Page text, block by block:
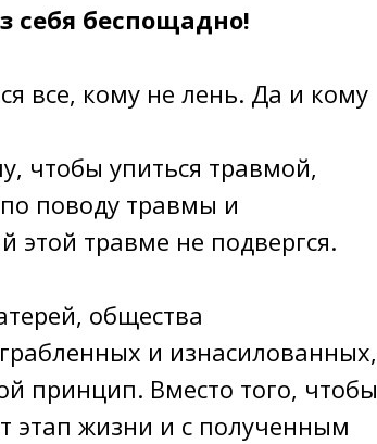
себя беспощадно!
все, кому не лень. Да и кому
чтобы упиться травмой,
поводу травмы и
этой травме не подвергся.
общества
и изнасилованных,
принцип. Вместо того, чтобы
этап жизни и с полученным